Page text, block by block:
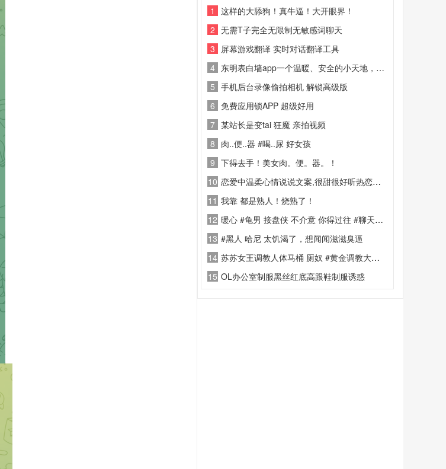
1
这样的大舔狗！真牛逼！大开眼界！
2 无需T子完全无限制无敏感词聊天
3 屏幕游戏翻译 实时对话翻译工具
4 东明表白墙app一个温暖、安全的小天地，让每一份藏在心底的悄悄话，都能被温柔看见
5 手机后台录像偷拍相机 解锁高级版
6 免费应用锁APP 超级好用
7 某站长是变tai 狂魔 亲拍视频
8 肉..便..器 #喝..尿 好女孩
9 下得去手！美女肉。便。器。！
10 恋爱中温柔心情说说文案,很甜很好听热恋说说句子
11 我靠 都是熟人！烧熟了！
12 暖心 #龟男 接盘侠 不介意 你得过往 #聊天记录 无不良引导
13 #黑人 哈尼 太饥渴了，想闻闻滋滋臭逼
14 苏苏女王调教人体马桶 厕奴 #黄金调教大便百科 #吃 屎 #拉屎 #木乃伊
15 OL办公室制服黑丝红底高跟鞋制服诱惑